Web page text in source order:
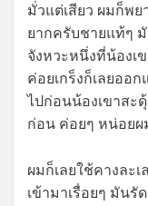
มั่วแต่เสียว ผมก็พย
ยากครับชายแท้ๆ
จังหวะหนึ่งที่น้องเ
ค่อยเกร็งก็เลยออ
ไปก่อนน้องเขาสะ
ก่อน ค่อยๆ หน่อยผ
ผมก็เลยใช้คางละ
เข้ามาเรื่อยๆ มัน